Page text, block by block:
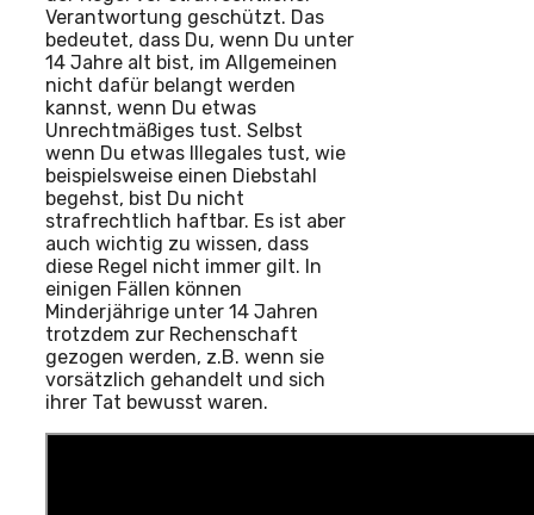
Verantwortung geschützt. Das
bedeutet, dass Du, wenn Du unter
14 Jahre alt bist, im Allgemeinen
nicht dafür belangt werden
kannst, wenn Du etwas
Unrechtmäßiges tust. Selbst
wenn Du etwas Illegales tust, wie
beispielsweise einen Diebstahl
begehst, bist Du nicht
strafrechtlich haftbar. Es ist aber
auch wichtig zu wissen, dass
diese Regel nicht immer gilt. In
einigen Fällen können
Minderjährige unter 14 Jahren
trotzdem zur Rechenschaft
gezogen werden, z.B. wenn sie
vorsätzlich gehandelt und sich
ihrer Tat bewusst waren.